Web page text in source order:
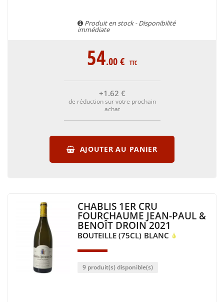
Produit en stock - Disponibilité
immédiate
54.00€ TTC
+1 .62 €
de réduction sur votre prochain
achat
AJOUTER AU PANIER
CHABLIS 1ER CRU
FOURCHAUME JEAN-PAUL &
BENOÎT DROIN 2021
BOUTEILLE (75CL) BLANC
9 produit(s) disponible(s)